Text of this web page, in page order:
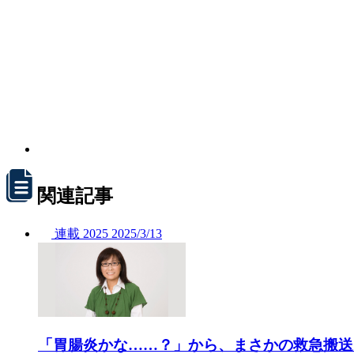
関連記事
連載 2025 2025/3/13
「胃腸炎かな……？」から、まさかの救急搬送